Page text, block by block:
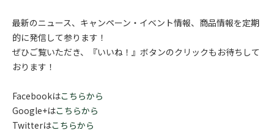
最新のニュース、キャンペーン・イベント情報、商品情報を定期
的に発信して参ります！
ぜひご覧いただき、『いいね！』ボタンのクリックもお待ちして
おります！
Facebookはこちらから
Google+はこちらから
Twitterはこちらから